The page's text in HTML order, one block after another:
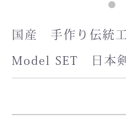
国産 手作り伝統
Model SET 日本